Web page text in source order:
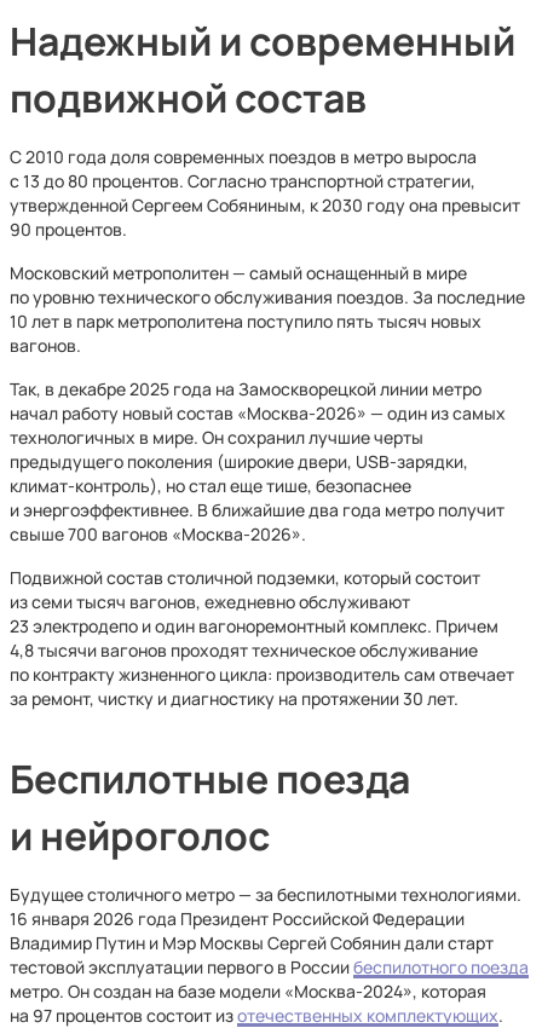
Надежный и современный
подвижной состав
С 2010 года доля современных поездов в метро выросла
с 13 до 80 процентов. Согласно транспортной стратегии,
утвержденной Сергеем Собяниным, к 2030 году она превысит
90 процентов.
Московский метрополитен — самый оснащенный в мире
по уровню технического обслуживания поездов. За последние
10 лет в парк метрополитена поступило пять тысяч новых
вагонов.
Так, в декабре 2025 года на Замоскворецкой линии метро
начал работу новый состав «Москва-2026» — один из самых
технологичных в мире. Он сохранил лучшие черты
предыдущего поколения (широкие двери, USB-зарядки,
климат-контроль), но стал еще тише, безопаснее
и энергоэффективнее. В ближайшие два года метро получит
свыше 700 вагонов «Москва-2026».
Подвижной состав столичной подземки, который состоит
из семи тысяч вагонов, ежедневно обслуживают
23 электродепо и один вагоноремонтный комплекс. Причем
4,8 тысячи вагонов проходят техническое обслуживание
по контракту жизненного цикла: производитель сам отвечает
за ремонт, чистку и диагностику на протяжении 30 лет.
Беспилотные поезда
и нейроголос
Будущее столичного метро — за беспилотными технологиями.
16 января 2026 года Президент Российской Федерации
Владимир Путин и Мэр Москвы Сергей Собянин дали старт
тестовой эксплуатации первого в Россиибеспилотного поезда
метро. Он создан на базе модели «Москва-2024», которая
на 97 процентов состоит изотечественных комплектующих.